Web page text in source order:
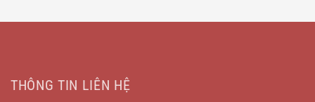
THÔNG TIN LIÊN HỆ